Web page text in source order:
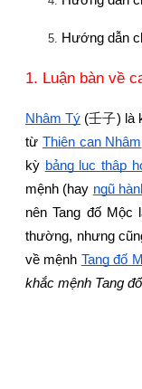
Hướng dẫn
1. Luận bàn về
Nhâm Tý (壬子) là
từ Thiên can Nhâm
kỳ bảng lục thập
mệnh (hay ngũ
nên Tang đố Mộc
thường, nhưng
về mệnh Tang đố
khắc mệnh Tang